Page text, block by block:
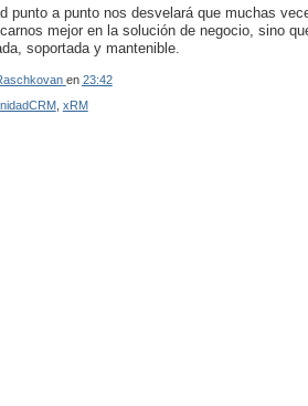
punto a punto nos desvelará que muchas
mejor en la solución de negocio, sino
soportada y mantenible.
en 23:42
, xRM